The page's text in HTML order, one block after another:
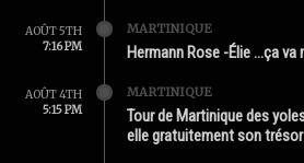
AOÛT 5TH
7:16 PM
MARTINIQUE
Hermann Rose -Élie …ça va
AOÛT 4TH
5:15 PM
MARTINIQUE
Tour de Martinique des
elle gratuitement son